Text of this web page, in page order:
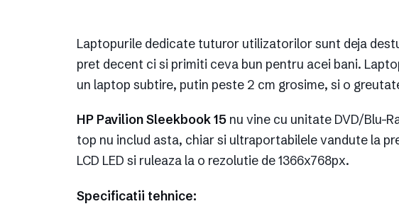
Laptopurile dedicate tuturor utilizatorilor sunt deja
pret decent ci si primiti ceva bun pentru acei bani.
un laptop subtire, putin peste 2 cm grosime, si o
HP Pavilion Sleekbook 15 nu vine cu unitate DVD/Blu-
top nu includ asta, chiar si ultraportabilele vandute la
LCD LED si ruleaza la o rezolutie de 1366x768px.
Specificatii tehnice: